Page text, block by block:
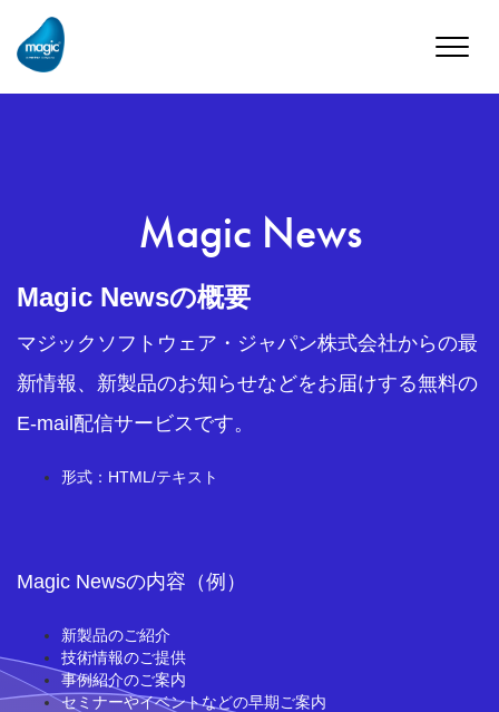
Toggle
Magic News
Magic Newsの概要
マジックソフトウェア・ジャパン株式会社からの最
新情報、新製品のお知らせなどをお届けする無料の
E-mail配信サービスです。
形式：HTML/テキスト
Magic Newsの内容（例）
新製品のご紹介
技術情報のご提供
事例紹介のご案内
セミナーやイベントなどの早期ご案内